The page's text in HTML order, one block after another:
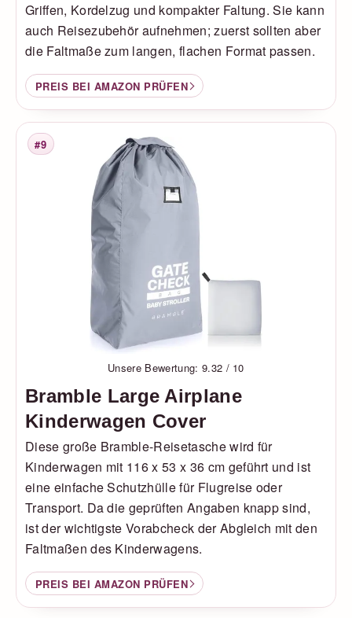
Griffen, Kordelzug und kompakter Faltung. Sie kann
auch Reisezubehör aufnehmen; zuerst sollten aber
die Faltmaße zum langen, flachen Format passen.
PREIS BEI AMAZON PRÜFEN
Platzierung
#9
Unsere Bewertung: 9.32 / 10
Bramble Large Airplane
Kinderwagen Cover
Diese große Bramble-Reisetasche wird für
Kinderwagen mit 116 x 53 x 36 cm geführt und ist
eine einfache Schutzhülle für Flugreise oder
Transport. Da die geprüften Angaben knapp sind,
ist der wichtigste Vorabcheck der Abgleich mit den
Faltmaßen des Kinderwagens.
PREIS BEI AMAZON PRÜFEN